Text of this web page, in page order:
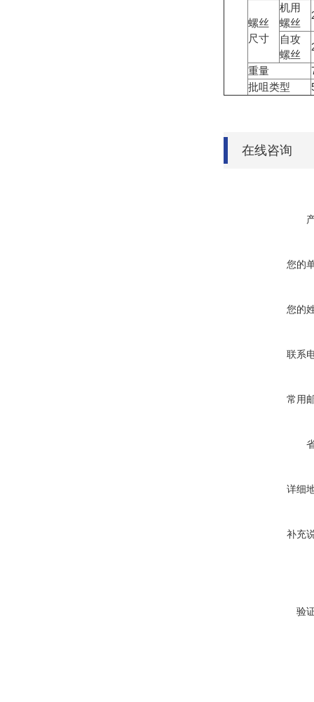
螺丝
尺寸
机用
螺丝
自攻
螺丝
重量
批咀类型
在线咨询
您的
您的
联系
常用
详细
补充
验